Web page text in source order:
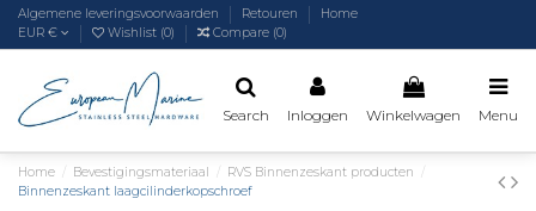
Algemene leveringsvoorwaarden Retouren
Home
EUR €
Wishlist (0) Compare (0)
Search Inloggen Winkelwagen Menu
Home Bevestigingsmateriaal
RVS Binnenzeskant producten
Binnenzeskant laagcilinderkopschroef